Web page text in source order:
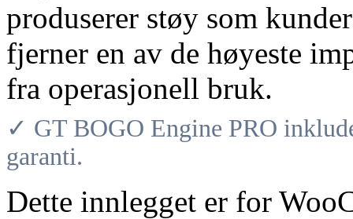
produserer støy som
fjerner en av de høyeste
fra operasjonell bruk.
✓ GT BOGO Engine PRO
garanti.
Dette innlegget er for